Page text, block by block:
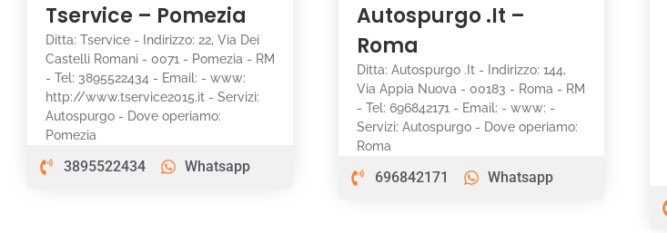
Tservice – Pomezia
Ditta: Tservice - Indirizzo: 22, Via Dei
Castelli Romani - 0071 - Pomezia - RM
- Tel: 3895522434 - Email: - www:
http://www.tservice2015.it - Servizi:
Autospurgo - Dove operiamo:
Pomezia
3895522434 Whatsapp
Autospurgo .It –
Roma
Ditta: Autospurgo .It - Indirizzo: 144,
Via Appia Nuova - 00183 - Roma - RM
- Tel: 696842171 - Email: - www: -
Servizi: Autospurgo - Dove operiamo:
Roma
696842171 Whatsapp